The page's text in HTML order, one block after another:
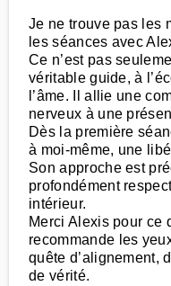
Je ne trouve pas les
les séances avec
Ce n’est pas
véritable guide, à
l’âme. Il allie une
nerveux à une
Dès la première
à moi-même, une
Son approche est
profondément
intérieur.
Merci Alexis pour ce
recommande les
quête d’alignement,
de vérité.